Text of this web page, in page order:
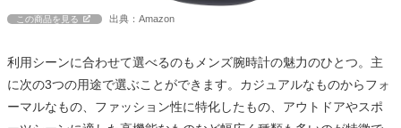
この商品を見る 出典：Amazon
利用シーンに合わせて選べるのもメンズ腕時計の魅力のひとつ。主
に次の3つの用途で選ぶことができます。カジュアルなものからフォ
ーマルなもの、ファッション性に特化したもの、アウトドアやスポ